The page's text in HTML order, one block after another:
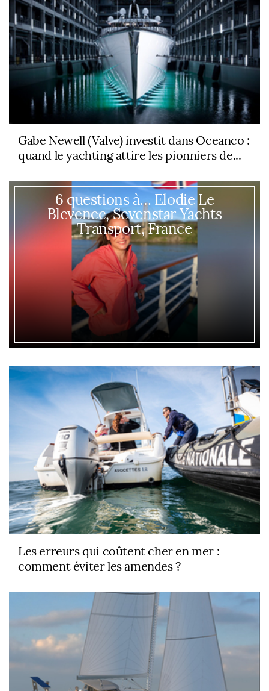
Gabe Newell (Valve) investit dans Oceanco :
quand le yachting attire les pionniers de...
6 questions à… Elodie Le
Blevenec, Sevenstar Yachts
Transport, France
Les erreurs qui coûtent cher en mer :
comment éviter les amendes ?